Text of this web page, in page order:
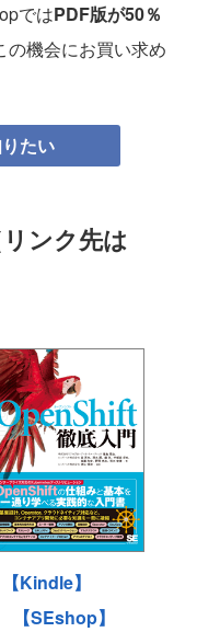
ではPDF版が50％
の機会にお買い求め
たい
ンク先は
【Kindle】
【SEshop】